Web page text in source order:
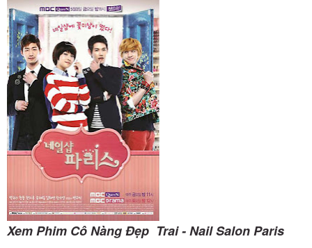
Xem Phim Cô Nàng Đẹp Trai - Nail Salon Paris